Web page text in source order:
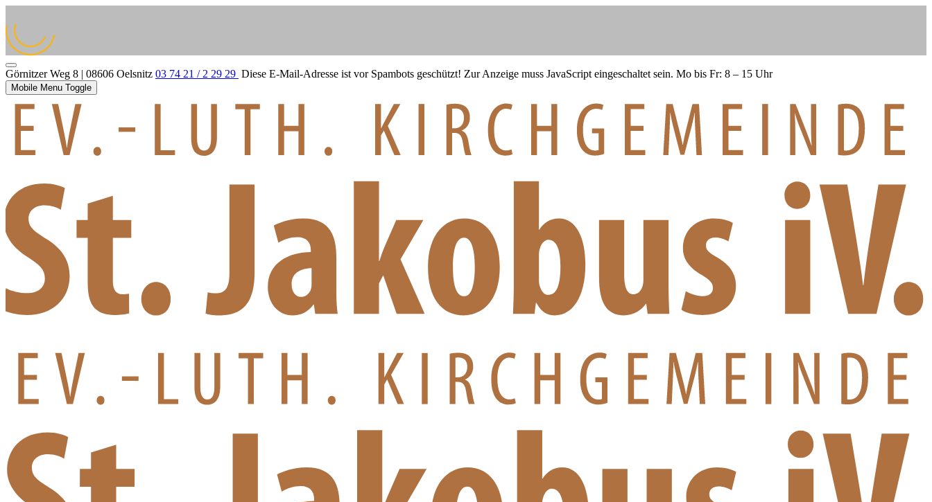
Görnitzer Weg 8 | 08606 Oelsnitz 03 74 21 / 2 29 29 Diese E-Mail-Adresse ist vor Spambots geschützt! Zur Anzeige muss JavaScript eingeschaltet sein. Mo bis Fr: 8 – 15 Uhr
Mobile Menu Toggle